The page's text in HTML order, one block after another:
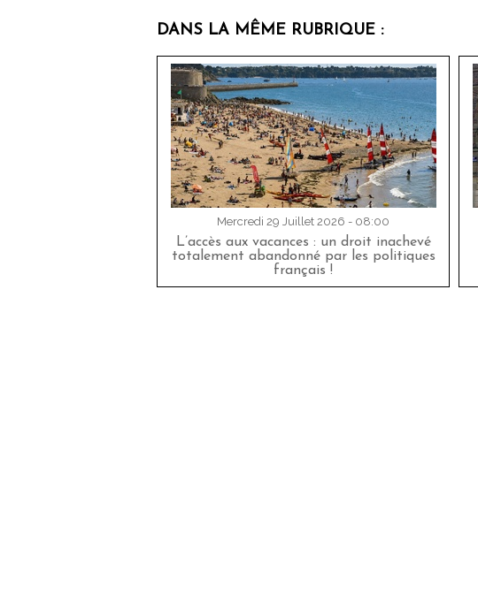
DANS LA MÊME RUBRIQUE :
Mercredi 29 Juillet 2026 - 08:00
L’accès aux vacances : un droit inachevé
totalement abandonné par les politiques
français !